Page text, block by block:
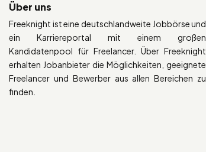
Über uns
Freeknight ist eine deutschlandweite Jobbörse und
ein Karriereportal mit einem großen
Kandidatenpool für Freelancer. Über Freeknight
erhalten Jobanbieter die Möglichkeiten, geeignete
Freelancer und Bewerber aus allen Bereichen zu
finden.